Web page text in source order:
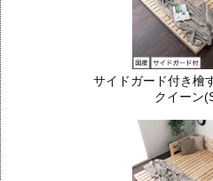
サイドガード付き檜
クイーン